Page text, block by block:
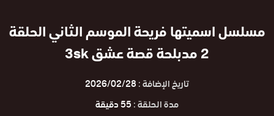
مسلسل اسميتها فريحة الموسم الثاني الحلقة
2 مدبلحة قصة عشق 3sk
تاريخ الإضافة :2026/02/28
مدة الحلقة :55 دقيقة